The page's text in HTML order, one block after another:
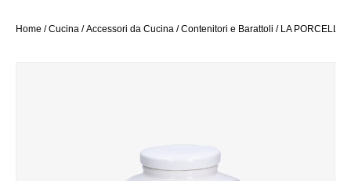
Home /Cucina /Accessori da Cucina /Contenitori e Barattoli / LA